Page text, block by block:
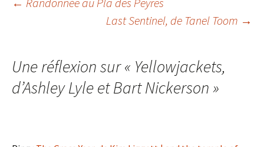
Navigation
articles
Last Sentinel, de Tanel Toom →
Une réflexion sur « Yellowjackets,
d’Ashley Lyle et Bart Nickerson»